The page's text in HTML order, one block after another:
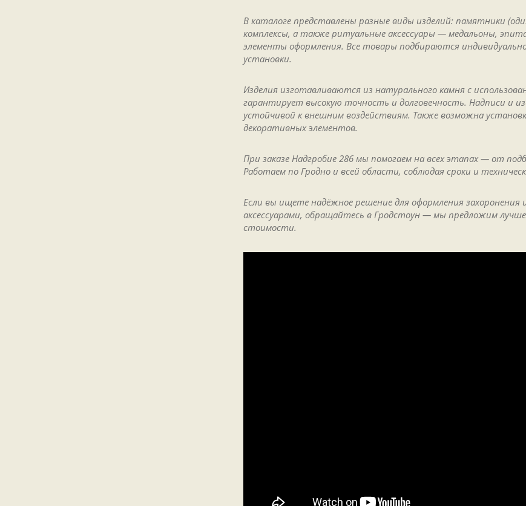
В каталоге представлены разные виды изделий: памятники
комплексы, а также ритуальные аксессуары — медальоны,
элементы оформления. Все товары подбираются
установки.
Изделия изготавливаются из натурального камня с
гарантирует высокую точность и долговечность. Надписи и
устойчивой к внешним воздействиям. Также возможна
декоративных элементов.
При заказе Надгробие 286 мы помогаем на всех этапах — от
Работаем по Гродно и всей области, соблюдая сроки и
Если вы ищете надёжное решение для оформления
аксессуарами, обращайтесь в Гродстоун — мы предложим
стоимости.